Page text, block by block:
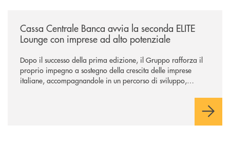
Cassa Centrale Banca avvia la seconda ELITE
Lounge con imprese ad alto potenziale
Dopo il successo della prima edizione, il Gruppo rafforza il
proprio impegno a sostegno della crescita delle imprese
italiane, accompagnandole in un percorso di sviluppo,